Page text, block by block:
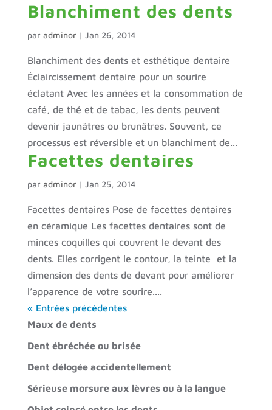
Blanchiment des dents
par adminor| Jan 26, 2014
Blanchiment des dents et esthétique dentaire
Éclaircissement dentaire pour un sourire
éclatant Avec les années et la consommation de
café, de thé et de tabac, les dents peuvent
devenir jaunâtres ou brunâtres. Souvent, ce
processus est réversible et un blanchiment de...
Facettes dentaires
par adminor| Jan 25, 2014
Facettes dentaires Pose de facettes dentaires
en céramique Les facettes dentaires sont de
minces coquilles qui couvrent le devant des
dents. Elles corrigent le contour, la teinte et la
dimension des dents de devant pour améliorer
l’apparence de votre sourire....
« Entrées précédentes
Maux de dents
Dent ébréchée ou brisée
Dent délogée accidentellement
Sérieuse morsure aux lèvres ou à la langue